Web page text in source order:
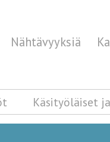
Nähtävyyksiä
Käsityöläiset